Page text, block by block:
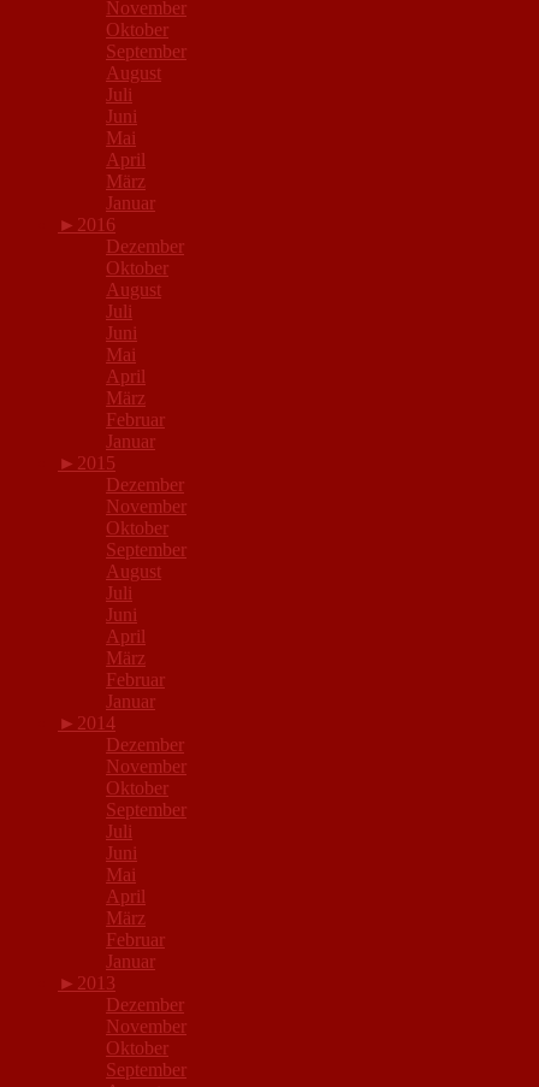
November
Oktober
September
August
Juli
Juni
Mai
April
März
Januar
► 2016
Dezember
Oktober
August
Juli
Juni
Mai
April
März
Februar
Januar
► 2015
Dezember
November
Oktober
September
August
Juli
Juni
April
März
Februar
Januar
► 2014
Dezember
November
Oktober
September
Juli
Juni
Mai
April
März
Februar
Januar
► 2013
Dezember
November
Oktober
September